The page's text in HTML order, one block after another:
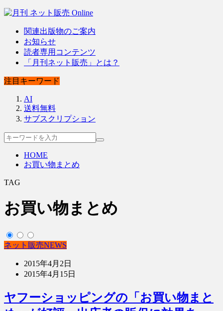
関連出版物のご案内
お知らせ
読者専用コンテンツ
「月刊ネット販売」とは？
注目キーワード
AI
送料無料
サブスクリプション
HOME
お買い物まとめ
TAG
お買い物まとめ
ネット販売NEWS
2015年4月2日
2015年4月15日
ヤフーショッピングの「お買い物まと